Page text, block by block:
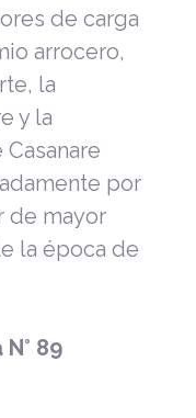
de carga
arrocero,
la
y la
por
de mayor
la época de
89